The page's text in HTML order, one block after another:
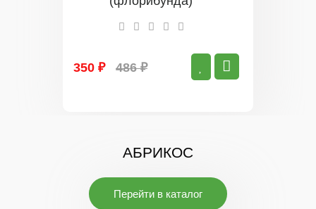
350 ₽ 486 ₽
АБРИКОС
Перейти в каталог